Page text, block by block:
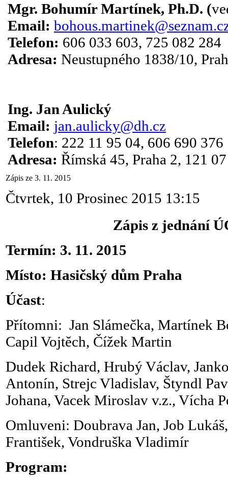
Mgr. Bohumír Martínek, Ph.D. (
Email:
Telefon: 606 033 603, 725 082 284
Adresa: Neustupného 1838/10,
Ing. Jan Aulický
Email: jan.aulicky@dh.cz
Telefon: 222 11 95 04, 606 690 376
Adresa: Římská 45, Praha 2, 121 07
Zápis ze 3. 11. 2015
Čtvrtek, 10 Prosinec 2015 13:15
Zápis z jednání
Termín: 3. 11. 2015
Místo: Hasičský dům Praha
Účast:
Přítomni: Jan Slámečka, Martínek
Capil Vojtěch, Čížek Martin
Dudek Richard, Hrubý Václav,
Antonín, Strejc Vladislav, Štyndl
Johana, Vacek Miroslav v.z., Vícha
Omluveni: Doubrava Jan, Job
František, Vondruška Vladimír
Program: